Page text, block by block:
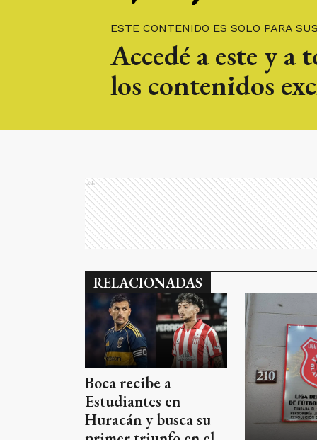
ESTE CONTENIDO ES SOLO PARA
Accedé a este y a
los contenidos
Ads
RELACIONADAS
Boca recibe a
Estudiantes en
Huracán y busca su